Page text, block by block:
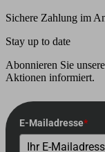
Sichere Zahlung im
Stay up to date
Abonnieren Sie
Aktionen informiert.
E-Mailadresse*